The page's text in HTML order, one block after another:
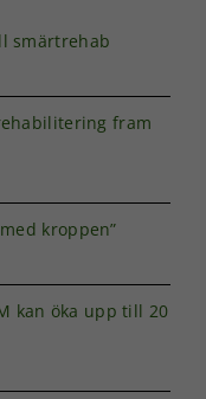
smärtrehab
fram
kroppen”
kan öka upp till 20